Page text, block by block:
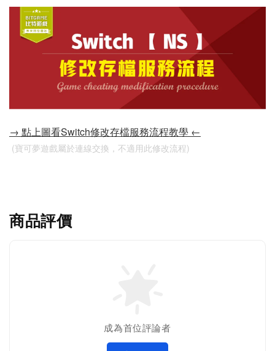
→ 點上圖看Switch修改存檔服務流程教學 ←
(寶可夢遊戲屬於連線交換，不適用此修改流程)
商品評價
成為首位評論者